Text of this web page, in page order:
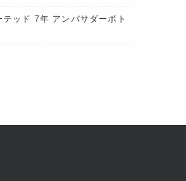
ッド 7年 アンバサダーボト